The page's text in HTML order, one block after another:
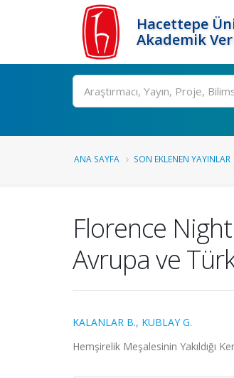
Hacettepe
Akademik
Ara
ANA SAYFA SON EKLENEN YAYINLAR
Florence
Avrupa ve
KALANLAR B., KUBLAY G.
Hemşirelik Meşalesinin Yakıldığı